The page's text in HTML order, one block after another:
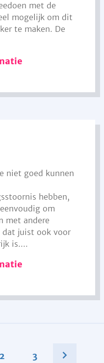
met de
mogelijk om dit
te maken. De
niet goed kunnen
hebben,
om
met andere
dat juist ook voor
is....
2 3